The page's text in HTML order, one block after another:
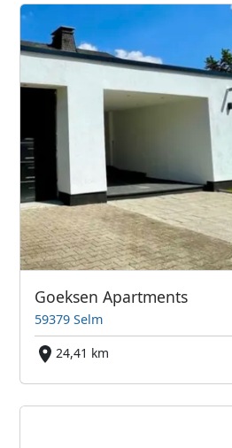
Goeksen Apartments
59379 Selm
24,41 km